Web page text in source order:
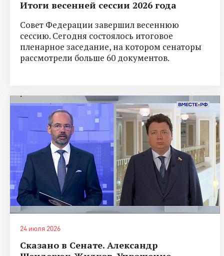
Итоги весенней сессии 2026 года
Совет Федерации завершил весеннюю
сессию. Сегодня состоялось итоговое
пленарное заседание, на котором сенаторы
рассмотрели больше 60 документов.
24 июля 2026
Сказано в Сенате. Александр